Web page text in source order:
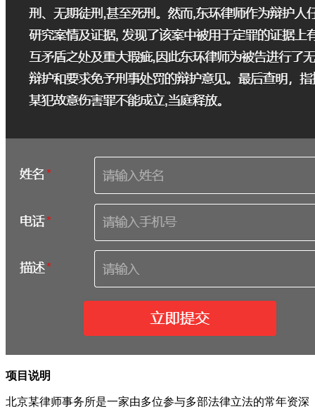
项目说明
北京某律师事务所是一家由多位参与多部法律立法的常年资深